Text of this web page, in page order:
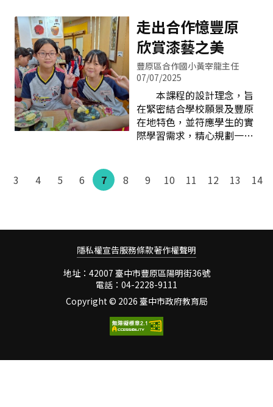
然的清靜，是學生課後讀書
與放鬆的最佳場所。科技與
自造教育
溫度，也展現師生間深厚的
情誼與惜別之情。后綜高中
畢業典禮會場 校長王裕
德在致詞中，除表達對全體
畢業生的祝福外，更以「看
見、信任與溫度」三個關鍵
詞作為畢業贈言，期許同學
們能在這個競爭激烈的世界
裡，成為「看得遠、心有溫
度，且值得被信賴的人」。
多年來對學生的細心栽培，
受
待的火車之旅開心抵達「三
義ㄧㄚ箱寶」 「哇！好
期待哦！第一次和同學一起
搭火車去旅行耶！」出發前
學生藏不住的興奮，這段火
車之旅，將成為他們記憶中
忘不掉的亮點。 三義曾
經是木雕重鎮，「三義ㄧㄚ
箱寶」是當地極具代表性的
文化創意場所。聽著導覽老
昔日的繁華，走過時代變遷
一刀刻出來的藝術品，學生
遭的小動物竟在師傅巧手下
栩栩如生地呈現在眼前。彩
繪木雕是孩子最期待的活動
孩子盡情的發揮創意當起小
藝術家 彩繪木雕是孩子
閃發亮的眼神，挑選造型白
走出合作憶豐原
欣賞漆藝之美
豐原區合作國小黃宰龍主任
07/07/2025
本課程的設計理念，旨
在緊密結合學校願景及豐原
在地特色，並符應學生的實
際學習需求，精心規劃一系
藝技術。透過實際的參與，
學生對漆藝產生更深刻的認
豐富的文化歷史底蘊與獨特
的藝術價值。 豐原的漆
器文化緣自日治時代，因日
本人喜愛漆器，所以在大雪
山及八仙山兩座林場廣植漆
樹，提供漆器工藝所需的材
料，並在中部地區有計劃的
發展漆藝業及培育漆工人
才。當時，豐原地區因著地
漆器外銷世界各地。欣賞漆
3 4 5 6 7 8 9 10 11 12 13 14
隱私權宣告服務條款著作權聲明
地址：42007 臺中市豐原區陽明街36號
電話：04-2228-9111
Copyright © 2026 臺中市政府教育局